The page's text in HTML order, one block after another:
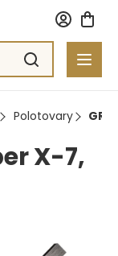
Polotovary
X-7,